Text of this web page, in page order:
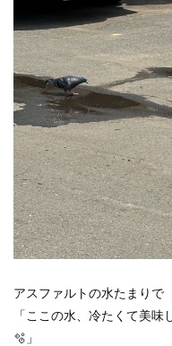
アスファルトの水たまりで
「ここの水、冷たくて美
🫧」